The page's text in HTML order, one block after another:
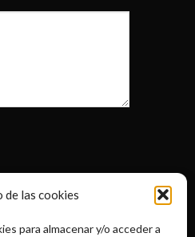
las cookies
para almacenar y/o acceder a